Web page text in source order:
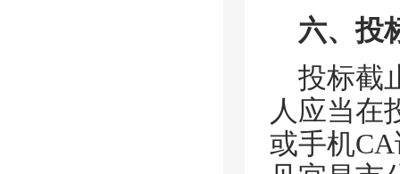
六、投
投标截
人应当在
或手机